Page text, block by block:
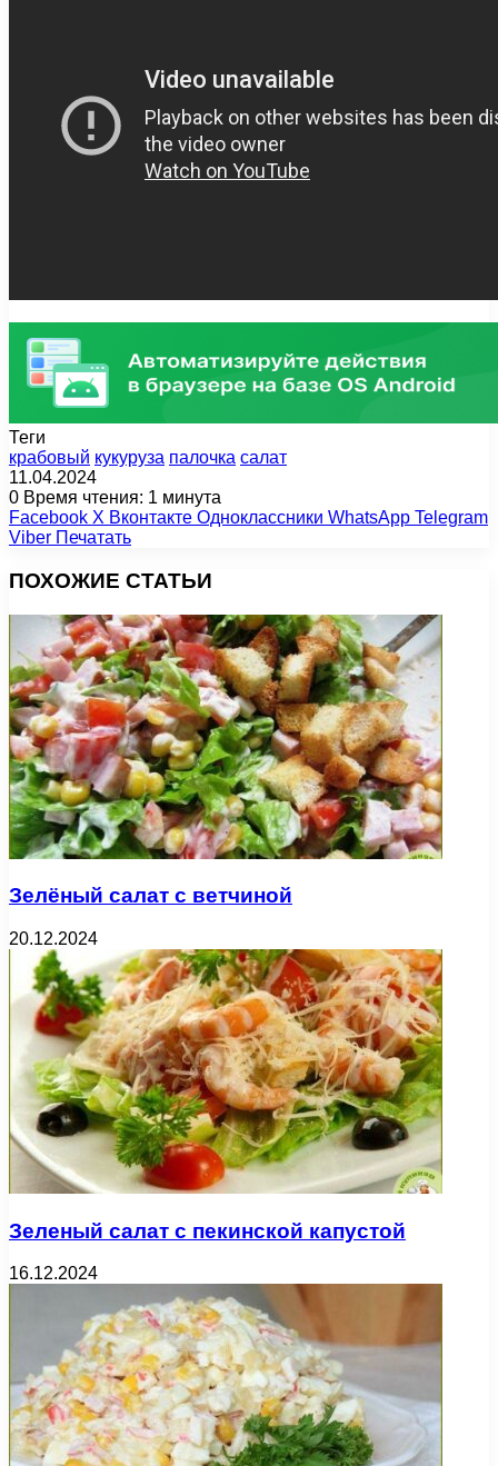
Теги
крабовый кукуруза палочка салат
11.04.2024
0 Время чтения: 1 минута
Facebook X Вконтакте Одноклассники WhatsApp Telegram
Viber Печатать
ПОХОЖИЕ СТАТЬИ
Зелёный салат с ветчиной
20.12.2024
Зеленый салат с пекинской капустой
16.12.2024